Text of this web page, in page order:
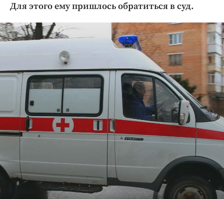
Благоустройство
Криминал
Недвижимость и ЖКХ
Образование
Общество
Погода
Праздники
Происшествия
Экономика и бизнес
ПРОЕКТЫ
Для этого ему пришлось обратиться в суд.